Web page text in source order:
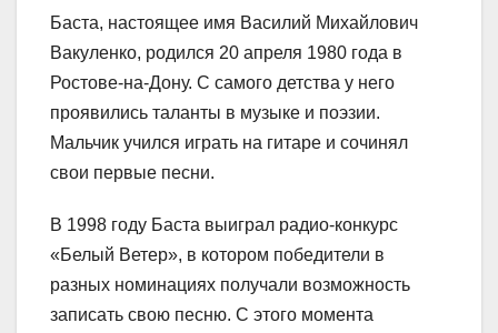
Баста, настоящее имя Василий Михайлович
Вакуленко, родился 20 апреля 1980 года в
Ростове-на-Дону. С самого детства у него
проявились таланты в музыке и поэзии.
Мальчик учился играть на гитаре и сочинял
свои первые песни.
В 1998 году Баста выиграл радио-конкурс
«Белый Ветер», в котором победители в
разных номинациях получали возможность
записать свою песню. С этого момента